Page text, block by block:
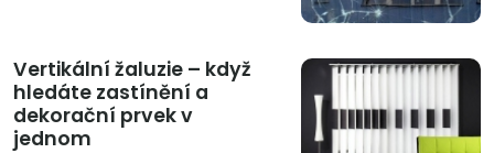
Vertikální žaluzie – když
hledáte zastínění a
dekorační prvek v
jednom